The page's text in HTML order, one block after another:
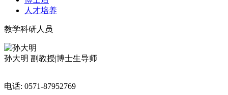
人才培养
教学科研人员
孙大明 副教授|博士生导师
电话: 0571-87952769